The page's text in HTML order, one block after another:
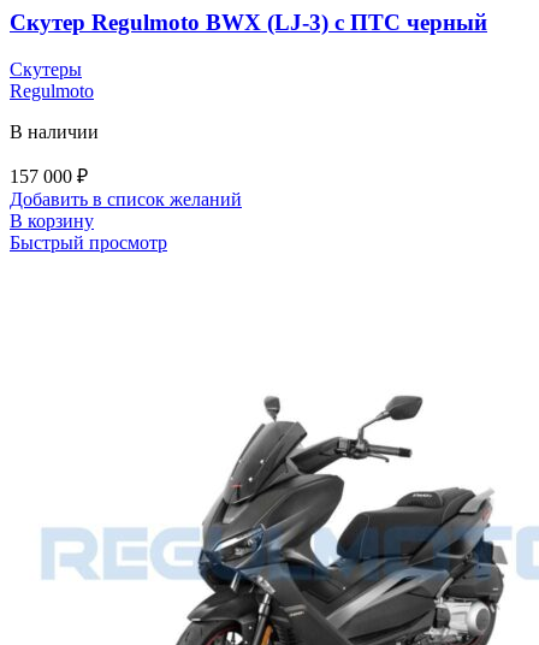
Скутер Regulmoto BWX (LJ-3) с ПТС черный
Скутеры
Regulmoto
В наличии
157 000 ₽
Добавить в список желаний
В корзину
Быстрый просмотр